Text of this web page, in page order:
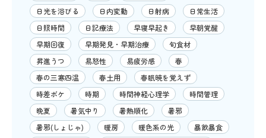
日光を浴びる
日内変動 日射病
日常生活
日照時間
日記療法 早寝早起き
早朝覚醒
早期回復
早期発見・早期治療
旬食材
昇進うつ
易怒性 易疲労感
春
春の三寒四温
春土用
春眠暁を覚えず
時差ボケ
時期 時間神経心理学
時間管理
晩夏
暑気中り 暑熱順化
暑邪
暑邪(しょじゃ)
暖房 暖色系の光
暴飲暴食